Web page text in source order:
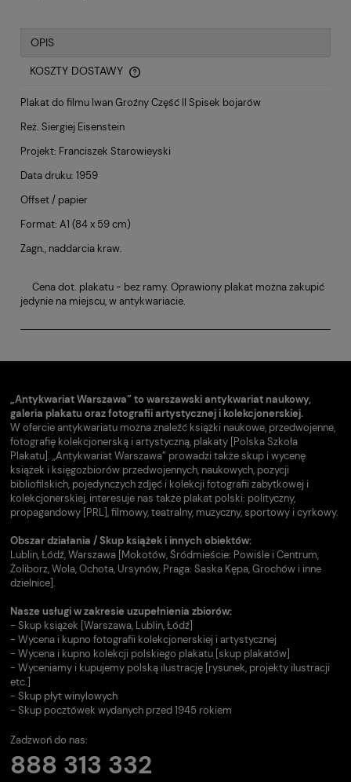
OPIS
KOSZTY DOSTAWY
CENA NIE ZAWIERA EWENTUALNYCH KOSZTÓW PŁATNOŚCI
Plakat do filmu Iwan Groźny Część II Spisek bojarów
Reż. Siergiej Eisenstein
Projekt: Franciszek Starowieyski
Data druku: 1959
Offset / papier
Format: A1 (84 x 59 cm)
Zagn., naddarcia kraw.
Cena dot. plakatu - bez ramy. Oprawiony plakat można zakupić
jedynie na miejscu, w antykwariacie.
„Antykwariat Warszawa” to warszawski antykwariat naukowy,
galeria plakatu oraz fotografii artystycznej i kolekcjonerskiej.
W ofercie antykwariatu można znaleźć książki naukowe, przedwojenne,
fotografię kolekcjonerską i artystyczną, plakaty [Polska Szkoła
Plakatu]. „Antykwariat Warszawa” prowadzi także skup i wycenę
książek i księgozbiorów przedwojennych, naukowych, pozycji
bibliofilskich, pojedynczych zdjęć i kolekcji fotografii zabytkowej i
kolekcjonerskiej, interesuje nas także plakat polski: polityczny,
propagandowy [PRL], filmowy, teatralny, muzyczny, sportowy i cyrkowy.
Obszar działania / Skup książek i innych obiektów:
Lublin, Łódź, Warszawa [Mokotów, Śródmieście: Powiśle i Centrum,
Żoliborz, Wola, Ochota, Ursynów, Praga: Saska Kępa, Grochów i inne
dzielnice].
Nasze usługi w zakresie uzupełnienia zbiorów:
- Skup książek [Warszawa, Lublin, Łódź]
- Wycena i kupno fotografii kolekcjonerskiej i artystycznej
- Wycena i kupno kolekcji polskiego plakatu [skup plakatów]
- Wyceniamy i kupujemy polską ilustrację [rysunek, projekty ilustracji
etc.]
- Skup płyt winylowych
- Skup pocztówek wydanych przed 1945 rokiem
Zadzwoń do nas:
888 313 332